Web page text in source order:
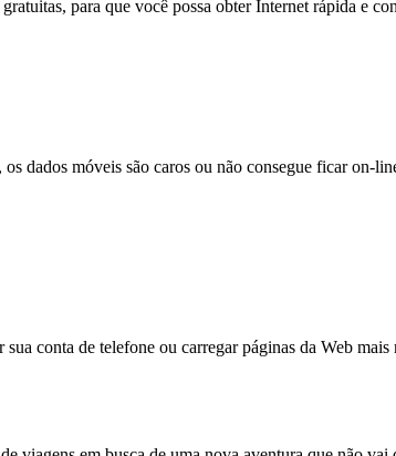
para que você possa obter Internet rápida e
dados móveis são caros ou não consegue ficar on-
conta de telefone ou carregar páginas da Web